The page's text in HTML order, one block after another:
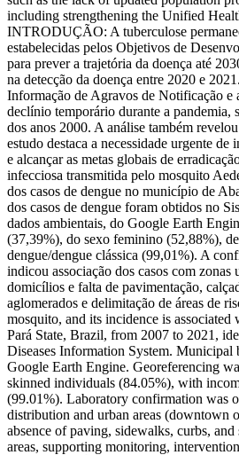
including strengthening the Unified
INTRODUÇÃO: A tuberculose
estabelecidas pelos Objetivos de
para prever a trajetória da doença até
na detecção da doença entre 2020 e
Informação de Agravos de Notificação e
declínio temporário durante a pandemia,
dos anos 2000. A análise também
estudo destaca a necessidade urgente
e alcançar as metas globais de
infecciosa transmitida pelo mosquito
dos casos de dengue no município de
dos casos de dengue foram obtidos no
dados ambientais, do Google Earth
(37,39%), do sexo feminino (52,88%),
dengue/dengue clássica (99,01%). A
indicou associação dos casos com
domicílios e falta de pavimentação,
aglomerados e delimitação de áreas de
mosquito, and its incidence is
Pará State, Brazil, from 2007 to 2021,
Diseases Information System. Municipal
Google Earth Engine. Georeferencing
skinned individuals (84.05%), with
(99.01%). Laboratory confirmation was
distribution and urban areas (downtown
absence of paving, sidewalks, curbs,
areas, supporting monitoring,